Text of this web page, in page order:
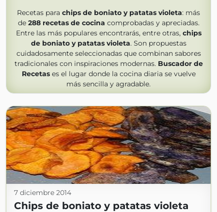
Recetas para chips de boniato y patatas violeta: más
de 288 recetas de cocina comprobadas y apreciadas.
Entre las más populares encontrarás, entre otras, chips
de boniato y patatas violeta. Son propuestas
cuidadosamente seleccionadas que combinan sabores
tradicionales con inspiraciones modernas. Buscador de
Recetases el lugar donde la cocina diaria se vuelve
más sencilla y agradable.
7 diciembre 2014
Chips de boniato y patatas violeta